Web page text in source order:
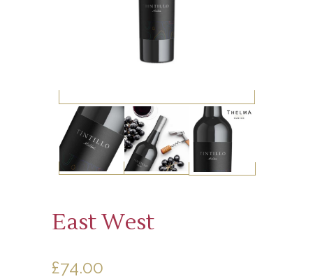
East West
£74.00